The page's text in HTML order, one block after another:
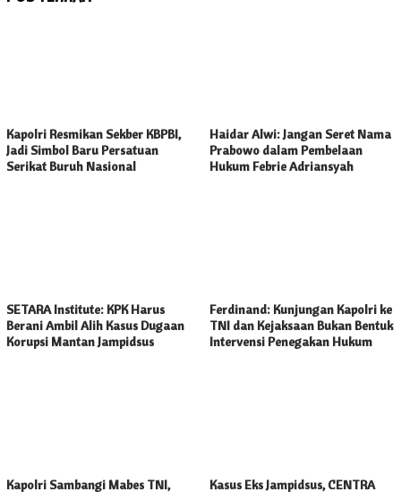
Kapolri Resmikan Sekber KBPBI,
Jadi Simbol Baru Persatuan
Serikat Buruh Nasional
Haidar Alwi: Jangan Seret Nama
Prabowo dalam Pembelaan
Hukum Febrie Adriansyah
SETARA Institute: KPK Harus
Berani Ambil Alih Kasus Dugaan
Korupsi Mantan Jampidsus
Ferdinand: Kunjungan Kapolri ke
TNI dan Kejaksaan Bukan Bentuk
Intervensi Penegakan Hukum
Kapolri Sambangi Mabes TNI, Kasus Eks Jampidsus, CENTRA